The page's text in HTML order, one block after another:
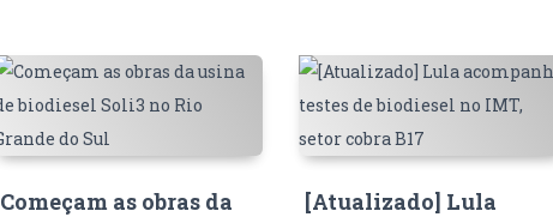
Começam as obras da
[Atualizado] Lula